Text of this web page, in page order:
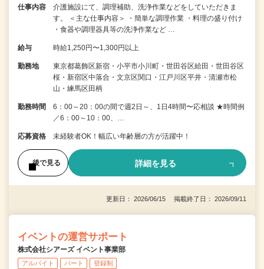
仕事内容
介護施設にて、調理補助、洗浄作業などをしていただきま
す。 ＜主な仕事内容＞ ・簡単な調理作業 ・料理の盛り付け
・食器や調理器具等の洗浄作業など …
給与 時給1,250円〜1,300円以上
勤務地
東京都葛飾区新宿・小平市小川町・世田谷区給田・世田谷区
桜・新宿区中落合・文京区関口・江戸川区平井・清瀬市松
山・練馬区田柄
勤務時間
6：00～20：00の間で週2日～、1日4時間〜応相談 ★時間例
／6：00～10：00、…
応募資格 未経験者OK！幅広い年齢層の方が活躍中！
後で見る 詳細を見る
更新日： 2026/06/15 掲載終了日： 2026/09/11
イベントの運営サポート
株式会社シアーズ イベント事業部
アルバイト パート 登録制